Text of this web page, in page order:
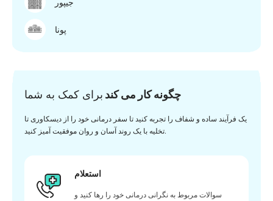
پونا
چگونه کار می کند برای کمک به شما
یک فرآیند ساده و شفاف را تجربه کنید تا سفر درمانی خود را از دیسکاوری تا
تخلیه با یک روند آسان و روان موفقیت آمیز کنید.
استعلام
سوالات مربوط به نگرانی درمانی خود را رها کنید و